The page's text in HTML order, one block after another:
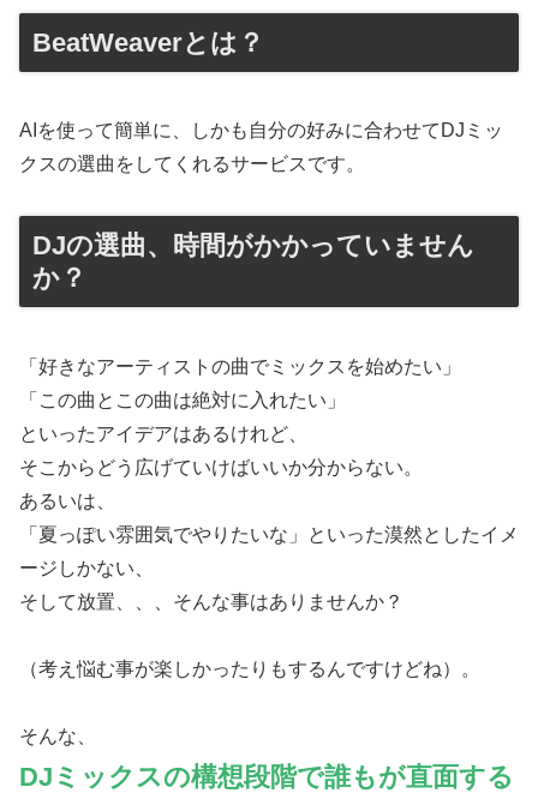
BeatWeaverとは？
AIを使って簡単に、しかも自分の好みに合わせてDJミッ
クスの選曲をしてくれるサービスです。
DJの選曲、時間がかかっていません
か？
「好きなアーティストの曲でミックスを始めたい」
「この曲とこの曲は絶対に入れたい」
といったアイデアはあるけれど、
そこからどう広げていけばいいか分からない。
あるいは、
「夏っぽい雰囲気でやりたいな」といった漠然としたイメ
ージしかない、
そして放置、、、そんな事はありませんか？
（考え悩む事が楽しかったりもするんですけどね）。
そんな、
DJミックスの構想段階で誰もが直面する